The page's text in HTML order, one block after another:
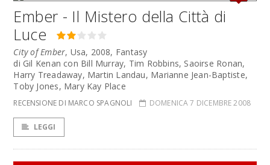
Ember - Il Mistero della Città di
Luce
City of Ember, Usa, 2008, Fantasy
di Gil Kenan con Bill Murray, Tim Robbins, Saoirse Ronan,
Harry Treadaway, Martin Landau, Marianne Jean-Baptiste,
Toby Jones, Mary Kay Place
RECENSIONE DI MARCO SPAGNOLI DOMENICA 7 DICEMBRE 2008
LEGGI